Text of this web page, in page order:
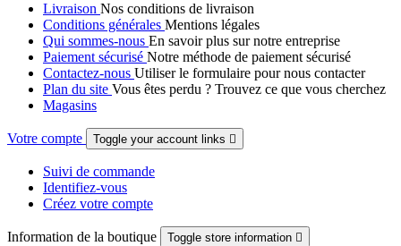
Livraison Nos conditions de livraison
Conditions générales Mentions légales
Qui sommes-nous En savoir plus sur notre entreprise
Paiement sécurisé Notre méthode de paiement sécurisé
Contactez-nous Utiliser le formulaire pour nous contacter
Plan du site Vous êtes perdu ? Trouvez ce que vous cherchez
Magasins
Votre compte Toggle your account links 
Suivi de commande
Identifiez-vous
Créez votre compte
Information de la boutique Toggle store information 